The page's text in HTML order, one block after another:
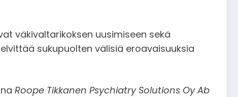
väkivaltarikoksen uusimiseen sekä
sukupuolten välisiä eroavaisuuksia
Roope Tikkanen Psychiatry Solutions Oy Ab